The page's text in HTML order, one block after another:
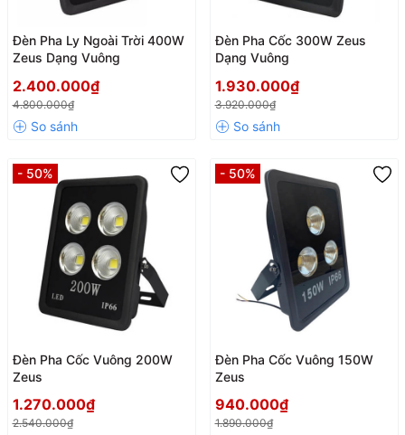
Đèn Pha Ly Ngoài Trời 400W
Zeus Dạng Vuông
2.400.000₫
4.800.000₫
Đèn Pha Cốc 300W Zeus
Dạng Vuông
1.930.000₫
3.920.000₫
- 50%
Đèn Pha Cốc Vuông 200W
Zeus
1.270.000₫
2.540.000₫
- 50%
Đèn Pha Cốc Vuông 150W
Zeus
940.000₫
1.890.000₫